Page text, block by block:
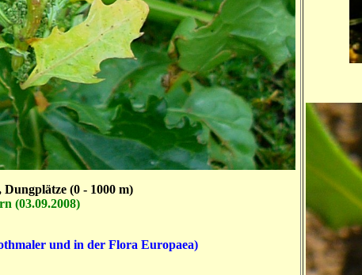
(0 - 1000 m)
(03.09.2008)
und in der Flora Europaea)